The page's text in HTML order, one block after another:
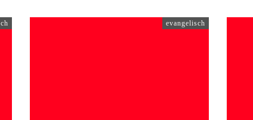
wie ich mir das erhofft hatte. Weil zu viele da waren. Zu
evangelisch